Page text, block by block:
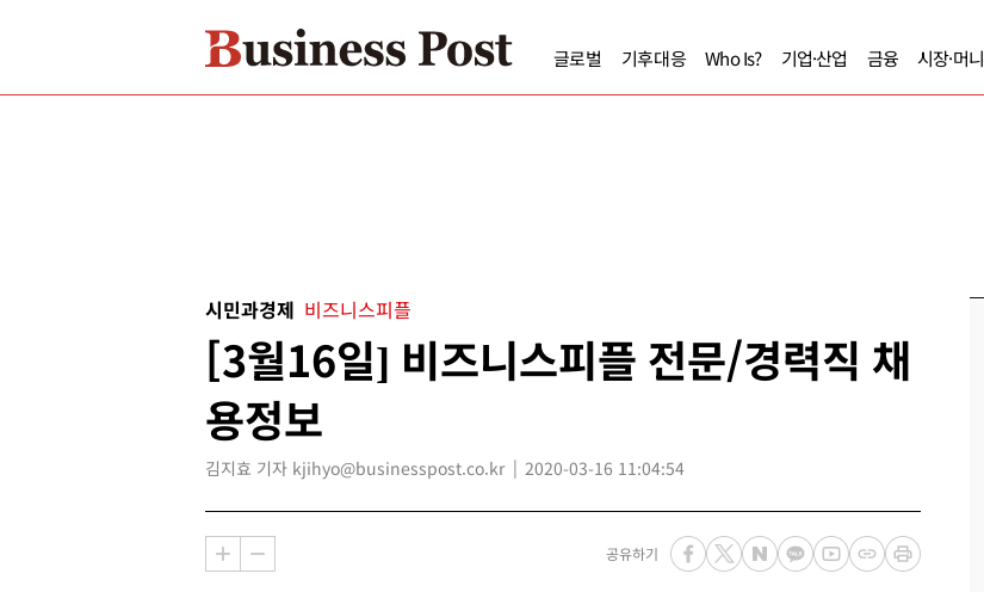
글로벌 기후대응 Who Is? 기업·산업 금융 시장·머니
시민과경제 비즈니스피플
[3월16일] 비즈니스피플 전문/경력직 채
용정보
김지효 기자 kjihyo@businesspost.co.kr 2020-03-16 11:04:54
공유하기